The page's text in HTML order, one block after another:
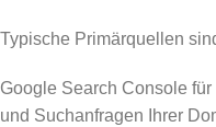
Typische Primärquellen
Google Search Console
und Suchanfragen Ihrer